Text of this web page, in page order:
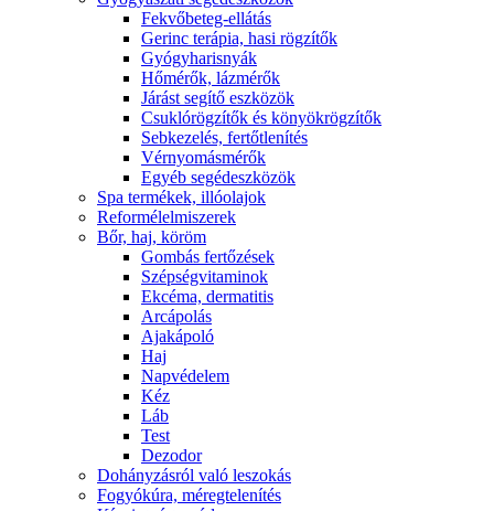
Fekvőbeteg-ellátás
Gerinc terápia, hasi rögzítők
Gyógyharisnyák
Hőmérők, lázmérők
Járást segítő eszközök
Csuklórögzítők és könyökrögzítők
Sebkezelés, fertőtlenítés
Vérnyomásmérők
Egyéb segédeszközök
Spa termékek, illóolajok
Reformélelmiszerek
Bőr, haj, köröm
Gombás fertőzések
Szépségvitaminok
Ekcéma, dermatitis
Arcápolás
Ajakápoló
Haj
Napvédelem
Kéz
Láb
Test
Dezodor
Dohányzásról való leszokás
Fogyókúra, méregtelenítés